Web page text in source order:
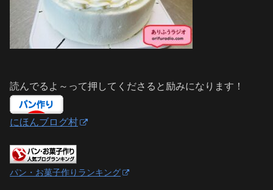
読んでるよ～って押してくださると励みになります！
にほんブログ村
パン・お菓子作りランキング